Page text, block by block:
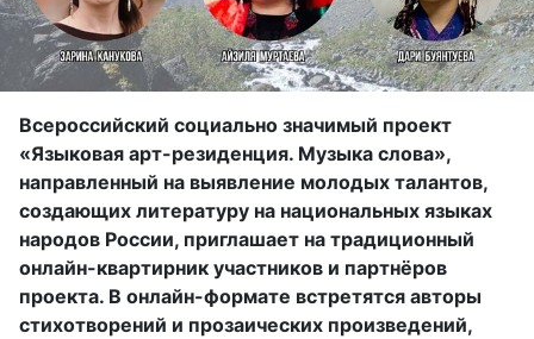
Всероссийский социально значимый проект
«Языковая арт-резиденция. Музыка слова»,
направленный на выявление молодых талантов,
создающих литературу на национальных языках
народов России, приглашает на традиционный
онлайн-квартирник участников и партнёров
проекта. В онлайн-формате встретятся авторы
стихотворений и прозаических произведений,